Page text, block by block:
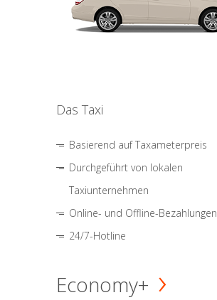
Das Taxi
Basierend auf Taxameterpreis
Durchgeführt von lokalen
Taxiunternehmen
Online- und Offline-Bezahlungen
24/7-Hotline
Economy+